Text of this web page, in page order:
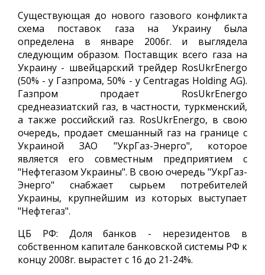
Существующая до нового газового конфликта
схема поставок газа на Украину была
определена в январе 2006г. и выглядела
следующим образом. Поставщик всего газа на
Украину - швейцарский трейдер RosUkrEnergo
(50% - у Газпрома, 50% - у Centragas Holding AG).
Газпром продает RosUkrEnergo
среднеазиатский газ, в частности, туркменский,
а также российский газ. RosUkrEnergo, в свою
очередь, продает смешанный газ на границе с
Украиной ЗАО "УкрГаз-Энерго", которое
является его совместным предприятием с
"Нефтегазом Украины". В свою очередь "УкрГаз-
Энерго" снабжает сырьем потребителей
Украины, крупнейшим из которых выступает
"Нефтегаз".
ЦБ РФ: Доля банков - нерезидентов в
собственном капитале банковской системы РФ к
концу 2008г. вырастет с 16 до 21-24%.